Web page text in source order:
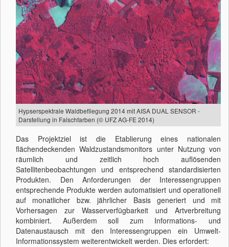
Hypserspektrale Waldbefliegung 2014 mit AISA DUAL SENSOR -
Darstellung in Falschfarben (© UFZ AG-FE 2014)
Das Projektziel ist die Etablierung eines nationalen
flächendeckenden Waldzustandsmonitors unter Nutzung von
räumlich und zeitlich hoch auflösenden
Satellitenbeobachtungen und entsprechend standardisierten
Produkten. Den Anforderungen der Interessengruppen
entsprechende Produkte werden automatisiert und operationell
auf monatlicher bzw. jährlicher Basis generiert und mit
Vorhersagen zur Wasserverfügbarkeit und Artverbreitung
kombiniert. Außerdem soll zum Informations- und
Datenaustausch mit den Interessengruppen ein Umwelt-
Informationssystem weiterentwickelt werden. Dies erfordert: